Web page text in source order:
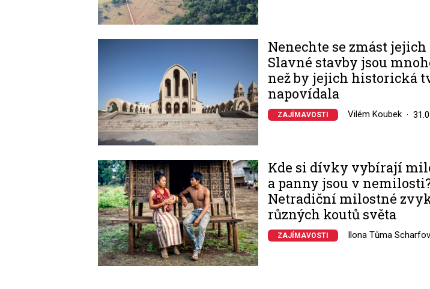
Nenechte se zmást
Slavné stavby jsou
než by jejich historická
napovídala
ZAJÍMAVOSTI Vilém Koubek
Image
Kde si dívky vybírají
a panny jsou v
Netradiční milostné
různých koutů světa
ZAJÍMAVOSTI Ilona Tůma